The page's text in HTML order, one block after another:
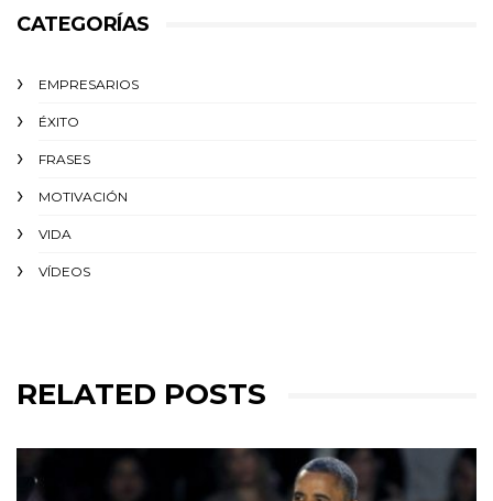
CATEGORÍAS
EMPRESARIOS
ÉXITO‬
FRASES
MOTIVACIÓN
VIDA
VÍDEOS
RELATED POSTS